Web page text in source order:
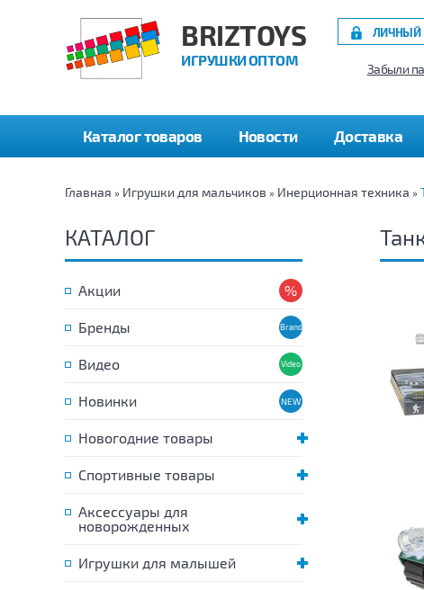
BRIZTOYS
ИГРУШКИ ОПТОМ
ЛИЧНЫЙ
Забыли
Каталог товаров Новости Доставка
Главная » Игрушки для мальчиков » Инерционная техника »
КАТАЛОГ
Акции
Бренды
Видео
Новинки
Новогодние товары
Спортивные товары
Аксессуары для
новорожденных
Игрушки для малышей